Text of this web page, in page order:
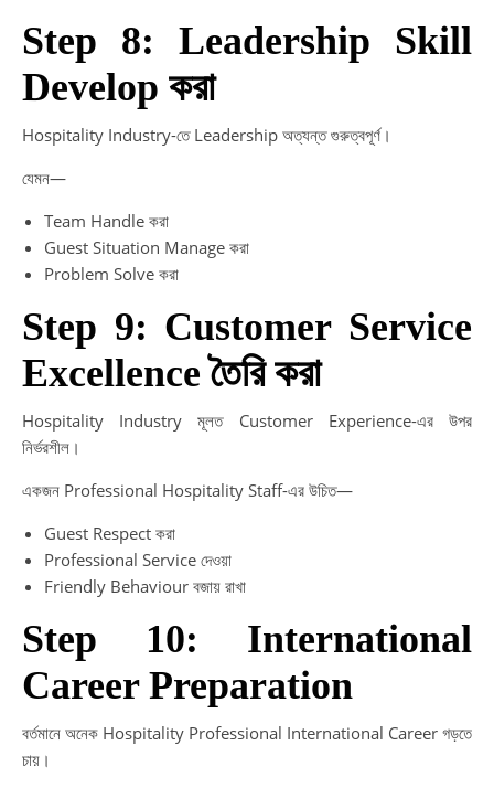
Step 8: Leadership Skill
Develop করা
Hospitality Industry-তে Leadership অত্যন্ত গুরুত্বপূর্ণ।
যেমন—
Team Handle করা
Guest Situation Manage করা
Problem Solve করা
Step 9: Customer Service
Excellence তৈরি করা
Hospitality Industry মূলত Customer Experience-এর উপর
নির্ভরশীল।
একজন Professional Hospitality Staff-এর উচিত—
Guest Respect করা
Professional Service দেওয়া
Friendly Behaviour বজায় রাখা
Step 10: International
Career Preparation
বর্তমানে অনেক Hospitality Professional International Career গড়তে
চায়।